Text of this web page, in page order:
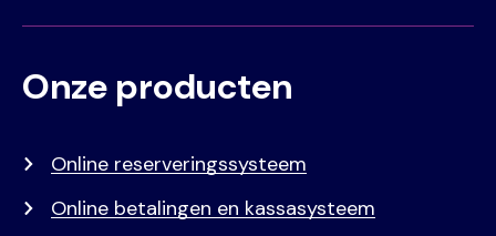
Voet
Primair
Onze producten
Online reserveringssysteem
Online betalingen en kassasysteem